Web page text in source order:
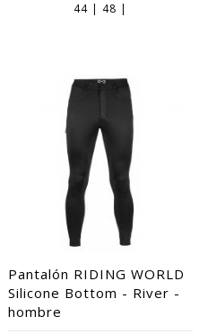
44 | 48 |
Pantalón RIDING WORLD
Silicone Bottom - River -
hombre